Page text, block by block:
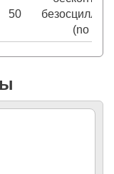
50
(no HF)